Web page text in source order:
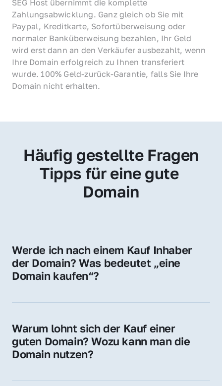
SEG Host übernimmt die komplette
Zahlungsabwicklung. Ganz gleich ob Sie mit
Paypal, Kreditkarte, Sofortüberweisung oder
normaler Banküberweisung bezahlen, Ihr Geld
wird erst dann an den Verkäufer ausbezahlt, wenn
Ihre Domain erfolgreich zu Ihnen transferiert
wurde. 100% Geld-zurück-Garantie, falls Sie Ihre
Domain nicht erhalten.
Häufig gestellte Fragen
Tipps für eine gute
Domain
Werde ich nach einem Kauf Inhaber
der Domain? Was bedeutet „eine
Domain kaufen“?
Sie erhalten alle Rechte zur Nutzung,
Domain.
Warum lohnt sich der Kauf einer
guten Domain? Wozu kann man die
Domain nutzen?